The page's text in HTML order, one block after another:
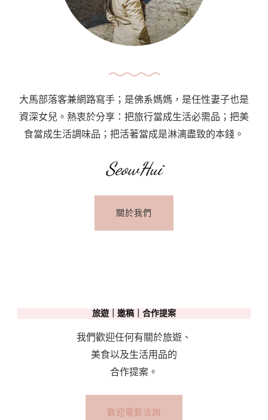
Before
Our
Departure
大馬部落客兼網路寫手；是佛系媽媽，是任性妻子也是
資深女兒。熱衷於分享：把旅行當成生活必需品；把美
食當成生活調味品；把活著當成是淋漓盡致的本錢。
SeowHui
關於我們
旅遊｜邀稿｜合作提案
我們歡迎任何有關於旅遊、
美食以及生活用品的
合作提案。
歡迎電郵洽詢